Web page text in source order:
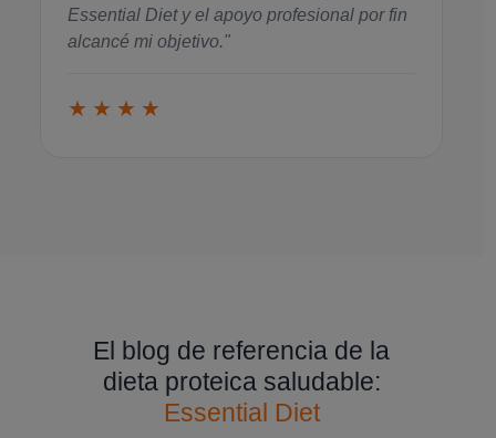
Essential Diet y el apoyo profesional por fin
alcancé mi objetivo."
★★★★
El blog de referencia de la
dieta proteica saludable:
Essential Diet